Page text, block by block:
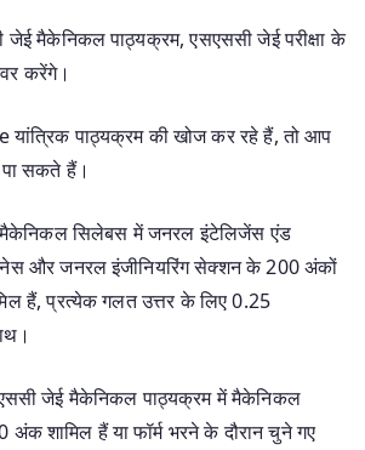
मैकेनिकल पाठ्यक्रम, एसएससी जेई परीक्षा के
करेंगे।
यांत्रिक पाठ्यक्रम की खोज कर रहे हैं, तो आप
सकते हैं।
सिलेबस में जनरल इंटेलिजेंस एंड
और जनरल इंजीनियरिंग सेक्शन के 200 अंकों
हैं, प्रत्येक गलत उत्तर के लिए 0.25
जेई मैकेनिकल पाठ्यक्रम में मैकेनिकल
शामिल हैं या फॉर्म भरने के दौरान चुने गए